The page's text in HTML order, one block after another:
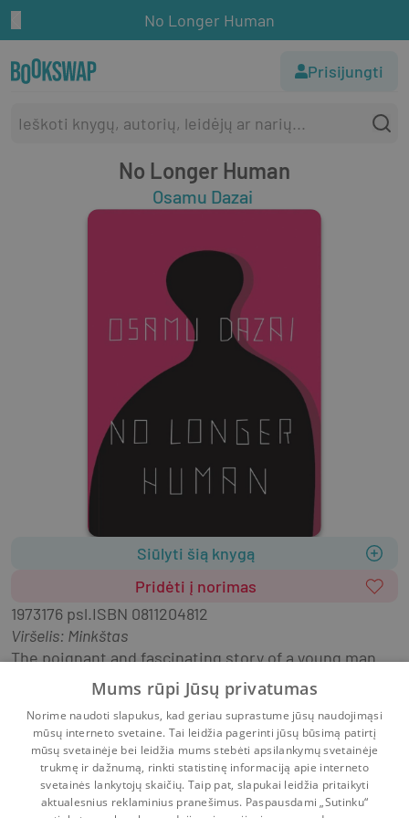
No Longer Human
Prisijungti
No Longer Human
Osamu Dazai
Siūlyti šią knygą
Pridėti į norimas
1973176 psl.ISBN 0811204812
Viršelis: Minkštas
The poignant and fascinating story of a young man
who is caught between the breakup of the traditions
of a northern Japanese aristocratic family and the
impact of Western ideas.
Mums rūpi Jūsų privatumas
Norime naudoti slapukus, kad geriau suprastume jūsų naudojimąsi
mūsų interneto svetaine. Tai leidžia pagerinti jūsų būsimą patirtį
mūsų svetainėje bei leidžia mums stebėti apsilankymų svetainėje
trukmę ir dažnumą, rinkti statistinę informaciją apie interneto
svetainės lankytojų skaičių. Taip pat, slapukai leidžia pritaikyti
aktualesnius reklaminius pranešimus. Paspausdami „Sutinku“